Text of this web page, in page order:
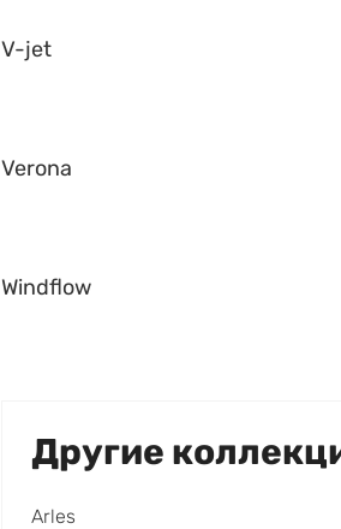
V-jet
Verona
Windflow
Другие
Arles